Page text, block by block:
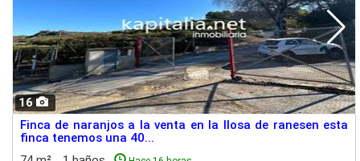
16
Finca de naranjos a la venta en la llosa de ranesen esta
finca tenemos una 40...